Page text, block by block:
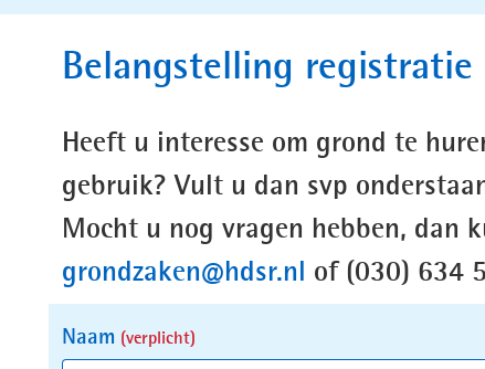
Belangstelling registratie
Heeft u interesse om grond te
gebruik? Vult u dan svp
Mocht u nog vragen hebben, dan
grondzaken@hdsr.nl
of (030) 634
Uw
Naam (verplicht)